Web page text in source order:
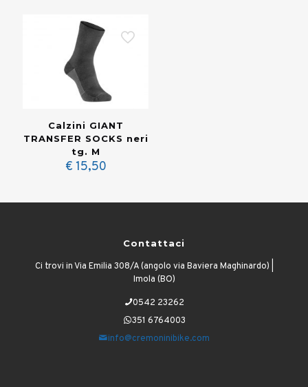
era:
€ 69,00.€ 39,00.
Calzini GIANT
TRANSFER SOCKS neri
tg. M
€ 15,50
Contattaci
Ci trovi in Via Emilia 308/A (angolo via Baviera Maghinardo) |
Imola (BO)
0542 23262
351 6764003
info@cremoninibike.com